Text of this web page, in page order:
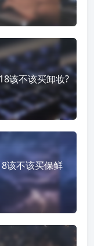
该不该买卸妆?
该不该买保鲜